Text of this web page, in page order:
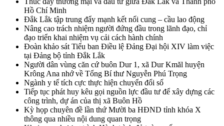
Hồ Chí Minh
Đắk Lắk tập trung đẩy mạnh kết nối cung – cầu lao động
Nâng cao trách nhiệm người đứng đầu trong lãnh đạo, chỉ
đạo triển khai nhiệm vụ cải cách hành chính
Đoàn khảo sát Tiểu ban Điều lệ Đảng Đại hội XIV làm việc
tại Đảng bộ tỉnh Đắk Lắk
Người dân vùng căn cứ buôn Dur 1, xã Dur Kmăl huyện
Krông Ana nhớ về Tổng Bí thư Nguyễn Phú Trọng
Ngành y tế tích cực thực hiện chuyển đổi số
Tiếp tục phát huy kêu gọi nguồn lực đầu tư để xây dựng các
công trình, dự án của thị xã Buôn Hồ
Kỳ họp chuyên đề lần thứ Mười ba HĐND tỉnh khóa X
thông qua nhiều nội dung quan trọng